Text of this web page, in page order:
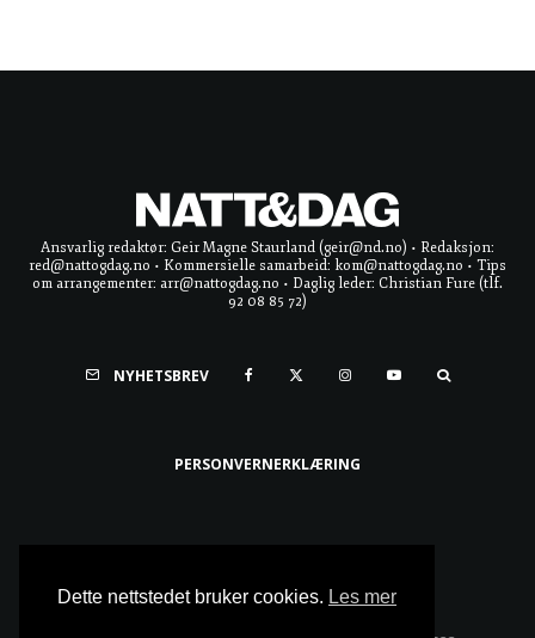
Ansvarlig redaktør: Geir Magne Staurland (geir@nd.no) • Redaksjon:
red@nattogdag.no • Kommersielle samarbeid: kom@nattogdag.no • Tips
om arrangementer: arr@nattogdag.no • Daglig leder: Christian Fure (tlf.
92 08 85 72)
NYHETSBREV
PERSONVERNERKLÆRING
Dette nettstedet bruker cookies. Les mer